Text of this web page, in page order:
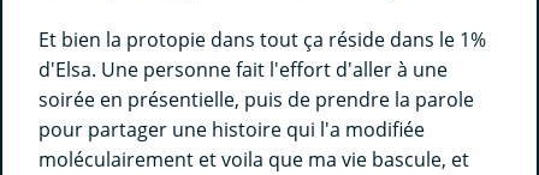
Et bien la protopie dans tout ça réside dans le 1%
d'Elsa. Une personne fait l'effort d'aller à une
soirée en présentielle, puis de prendre la parole
pour partager une histoire qui l'a modifiée
moléculairement et voila que ma vie bascule, et